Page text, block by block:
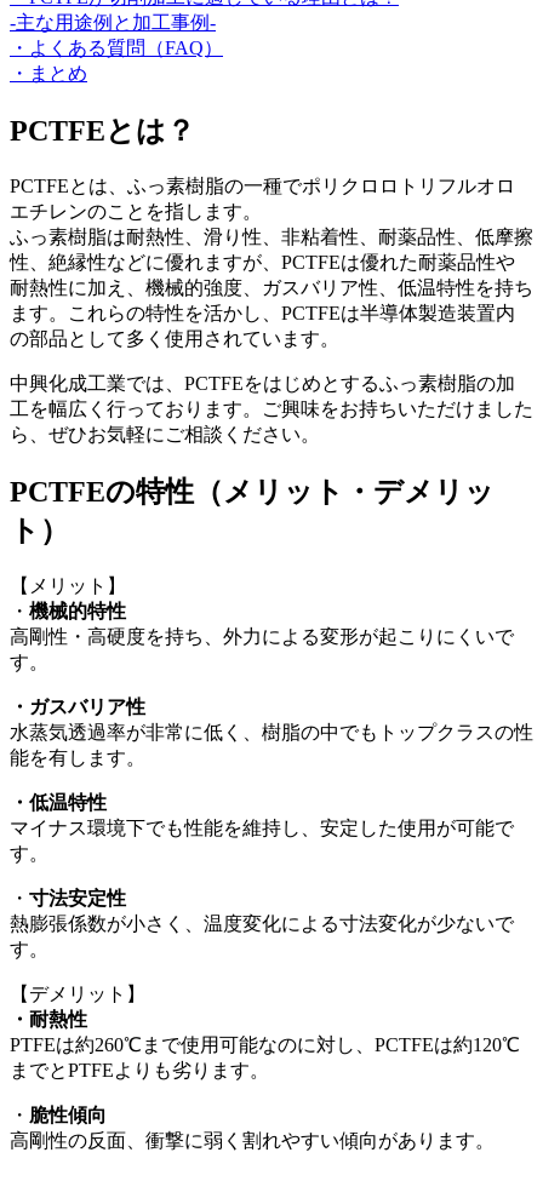
-主な用途例と加工事例-
・よくある質問（FAQ）
・まとめ
PCTFEとは？
PCTFEとは、ふっ素樹脂の一種でポリクロロトリフルオロ
エチレンのことを指します。
ふっ素樹脂は耐熱性、滑り性、非粘着性、耐薬品性、低摩擦
性、絶縁性などに優れますが、 PCTFEは優れた耐薬品性や
耐熱性に加え、機械的強度、ガスバリア性、低温特性を持ち
ます。これらの特性を活かし、 PCTFEは半導体製造装置内
の部品として多く使用されています。
中興化成工業では、 PCTFEをはじめとするふっ素樹脂の加
工を幅広く行っております。ご興味をお持ちいただけました
ら、ぜひお気軽にご相談ください。
PCTFEの特性（メリット・デメリッ
ト）
【メリット】
・ 機械的特性
高剛性・高硬度を持ち、外力による変形が起こりにくいで
す。
・ガスバリア性
水蒸気透過率が非常に低く、樹脂の中でもトップクラスの性
能を有します。
・低温特性
マイナス環境下でも性能を維持し、安定した使用が可能で
す。
・ 寸法安定性
熱膨張係数が小さく、温度変化による寸法変化が少ないで
す。
【デメリット】
・耐熱性
PTFEは約260℃まで使用可能なのに対し、 PCTFEは約120℃
までとPTFEよりも劣ります。
・ 脆性傾向
高剛性の反面、衝撃に弱く割れやすい傾向があります。